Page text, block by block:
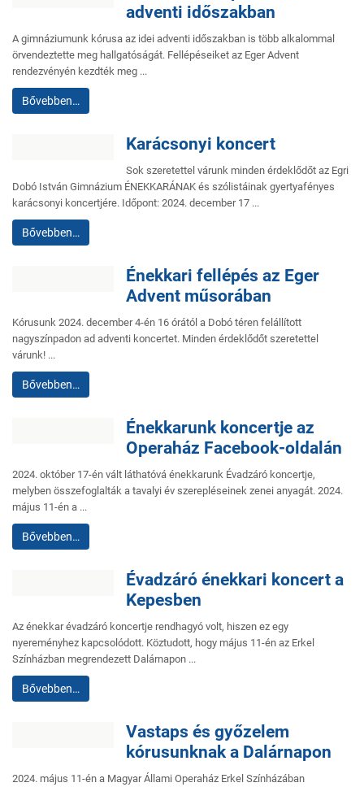
adventi időszakban
A gimnáziumunk kórusa az idei adventi időszakban is több alkalommal
örvendeztette meg hallgatóságát. Fellépéseiket az Eger Advent
rendezvényén kezdték meg ...
Bővebben…
Karácsonyi koncert
Sok szeretettel várunk minden érdeklődőt az Egri
Dobó István Gimnázium ÉNEKKARÁNAK és szólistáinak gyertyafényes
karácsonyi koncertjére. Időpont: 2024. december 17 ...
Bővebben…
Énekkari fellépés az Eger
Advent műsorában
Kórusunk 2024. december 4-én 16 órától a Dobó téren felállított
nagyszínpadon ad adventi koncertet. Minden érdeklődőt szeretettel
várunk! ...
Bővebben…
Énekkarunk koncertje az
Operaház Facebook-oldalán
2024. október 17-én vált láthatóvá énekkarunk Évadzáró koncertje,
melyben összefoglalták a tavalyi év szerepléseinek zenei anyagát. 2024.
május 11-én a ...
Bővebben…
Évadzáró énekkari koncert a
Kepesben
Az énekkar évadzáró koncertje rendhagyó volt, hiszen ez egy
nyereményhez kapcsolódott. Köztudott, hogy május 11-én az Erkel
Színházban megrendezett Dalárnapon ...
Bővebben…
Vastaps és győzelem
kórusunknak a Dalárnapon
2024. május 11-én a Magyar Állami Operaház Erkel Színházában